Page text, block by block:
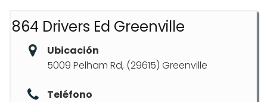
864 Drivers Ed Greenville
Ubicación
5009 Pelham Rd, (29615) Greenville
Teléfono